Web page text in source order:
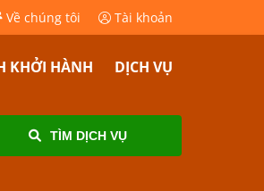
Về chúng tôi Tài khoản
KHỞI HÀNH DỊCH VỤ
TÌM DỊCH VỤ